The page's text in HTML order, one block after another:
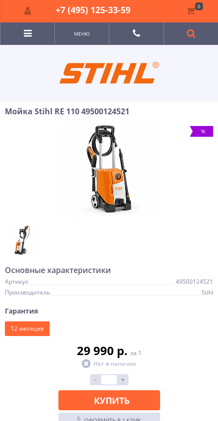
МЕНЮ
Мойка Stihl RE 110 49500124521
%
Основные характеристики
Артикул
49500124521
Производитель
Stihl
Гарантия
12 месяцев
29 990 p. за 1
Нет в наличии
-
+
КУПИТЬ
+7 (495) 125-33-59 0